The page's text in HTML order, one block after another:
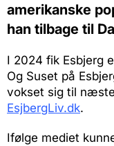
amerikanske
han tilbage til
I 2024 fik Esbjerg
Og Suset på
vokset sig til
EsjbergLiv.dk.
Ifølge mediet